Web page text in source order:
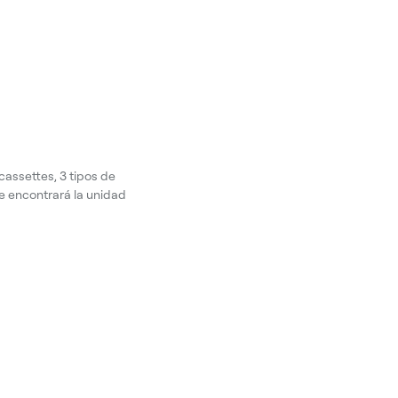
3 tipos de
encontrará la unidad